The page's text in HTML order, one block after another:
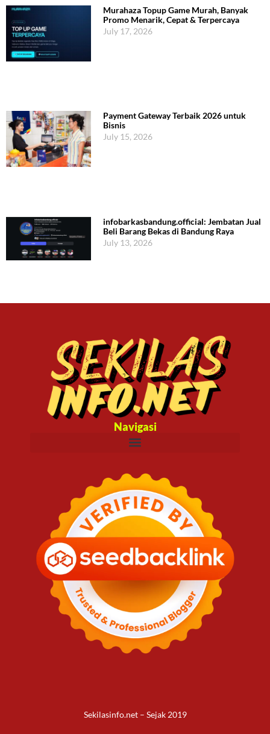
Murahaza Topup Game Murah, Banyak
Promo Menarik, Cepat & Terpercaya
July 17, 2026
Payment Gateway Terbaik 2026 untuk
Bisnis
July 15, 2026
infobarkasbandung.official: Jembatan Jual
Beli Barang Bekas di Bandung Raya
July 13, 2026
Navigasi
Sekilasinfo.net – Sejak 2019